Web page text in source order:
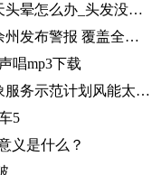
环球观点：洗头发没干就睡觉第二天头晕怎么办_头发没吹干睡觉头疼怎么办
加拿大野火重创美国空气质量：十余州发布警报 覆盖全美1/3人口-焦点热闻
唱mp3下载
当前速递！作为中国气象局首个气象服务示范计划风能太阳能发电精细化气象服务示范计划7月1日启动
5
义是什么？